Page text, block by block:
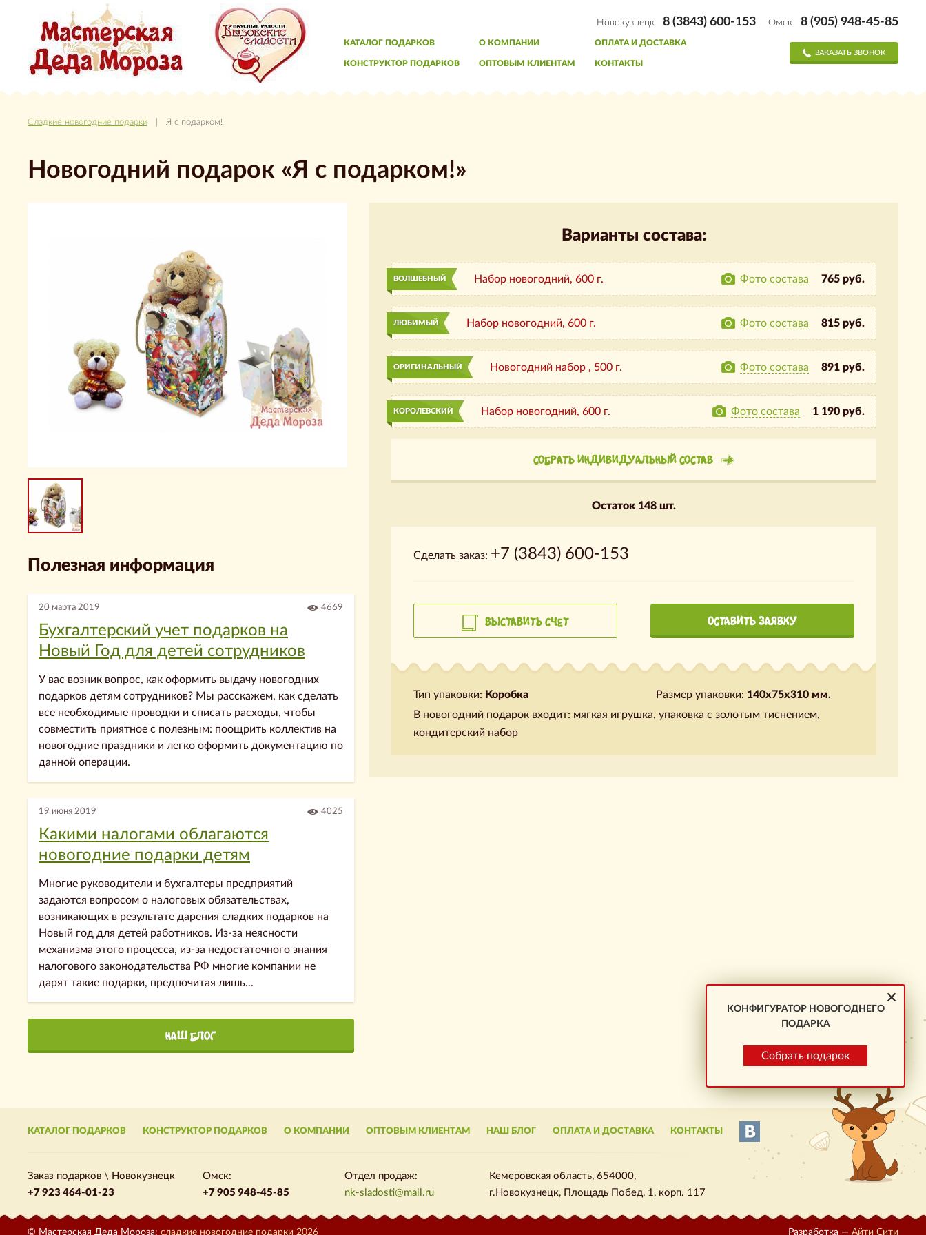
КАТАЛОГ ПОДАРКОВ
КОНСТРУКТОР ПОДАРКОВ
О КОМПАНИИ
ОПТОВЫМ КЛИЕНТАМ
ОПЛАТА И ДОСТАВКА
КОНТАКТЫ
Новокузнецк 8 (3843) 600-153 Омск 8 (905) 948-45-85
ЗАКАЗАТЬ ЗВОНОК
Сладкие новогодние подарки | Я с подарком!
Новогодний подарок «Я с подарком!»
Варианты состава:
ВОЛШЕБНЫЙ Набор новогодний, 600 г. 765 руб.
Фото состава
ЛЮБИМЫЙ Набор новогодний, 600 г. 815 руб.
Фото состава
ОРИГИНАЛЬНЫЙ Новогодний набор , 500 г. 891 руб.
Фото состава
КОРОЛЕВСКИЙ Набор новогодний, 600 г. 1 190 руб.
Фото состава
СОБРАТЬ ИНДИВИДУАЛЬНЫЙ СОСТАВ
Остаток 148 шт.
Сделать заказ: +7 (3843) 600-153
ВЫСТАВИТЬ СЧЕТ ОСТАВИТЬ ЗАЯВКУ
Тип упаковки: Коробка Размер упаковки: 140х75х310 мм.
В новогодний подарок входит: мягкая игрушка, упаковка с золотым тиснением,
кондитерский набор
Полезная информация
20 марта 2019 4669
Бухгалтерский учет подарков на
Новый Год для детей сотрудников
У вас возник вопрос, как оформить выдачу новогодних
подарков детям сотрудников? Мы расскажем, как сделать
все необходимые проводки и списать расходы, чтобы
совместить приятное с полезным: поощрить коллектив на
новогодние праздники и легко оформить документацию по
данной операции.
19 июня 2019 4025
Какими налогами облагаются
новогодние подарки детям
Многие руководители и бухгалтеры предприятий
задаются вопросом о налоговых обязательствах,
возникающих в результате дарения сладких подарков на
Новый год для детей работников. Из-за неясности
механизма этого процесса, из-за недостаточного знания
налогового законодательства РФ многие компании не
дарят такие подарки, предпочитая лишь...
НАШ БЛОГ
КОНФИГУРАТОР НОВОГОДНЕГО
ПОДАРКА
Собрать подарок
КАТАЛОГ ПОДАРКОВ КОНСТРУКТОР ПОДАРКОВ О КОМПАНИИ ОПТОВЫМ КЛИЕНТАМ НАШ БЛОГ ОПЛАТА И ДОСТАВКА КОНТАКТЫ
Заказ подарков \ Новокузнецк
+7 923 464-01-23
Омск:
+7 905 948-45-85
Отдел продаж:
nk-sladosti@mail.ru
Кемеровская область, 654000,
г.Новокузнецк, Площадь Побед, 1, корп. 117
© Мастерская Деда Мороза: сладкие новогодние подарки 2026 Разработка — Айти Сити